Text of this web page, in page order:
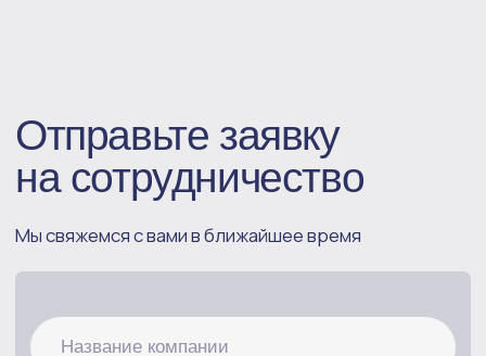
ООО “Скай Сервис”
+7 (812) 606-19-95
support@skyservice.vip